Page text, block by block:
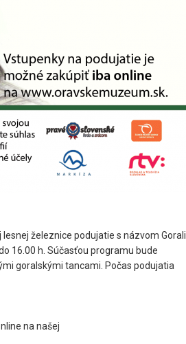
železnice podujatie s názvom Gorali
16.00 h. Súčasťou programu bude
goralskými tancami. Počas podujatia
na našej